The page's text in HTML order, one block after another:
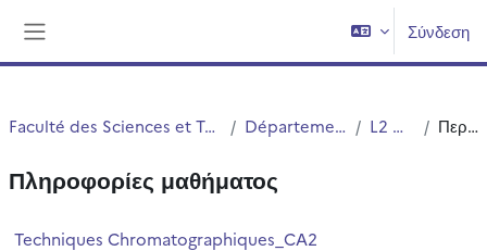
Σύνδεση
Faculté des Sciences et Technologies (FST) Département Chimie L2 Chimie Περίληψη
Πληροφορίες μαθήματος
Techniques Chromatographiques_CA2